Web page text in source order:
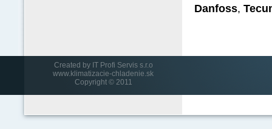
Danfoss,
Created by IT Profi Servis s.r.o
www.klimatizacie-chladenie.sk
Copyright © 2011